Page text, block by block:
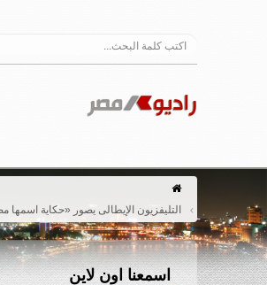
التليفزيون الإيطالى يصور «حكاية اسمها
اسمعنا اون لاين